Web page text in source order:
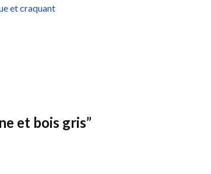
et craquant
et bois gris”